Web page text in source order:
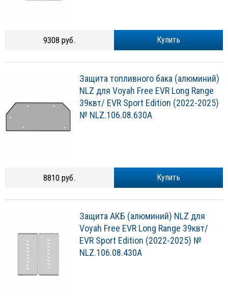
Купить
9308 руб.
Защита топливного бака (алюминий)
NLZ для Voyah Free EVR Long Range
39квт/ EVR Sport Edition (2022-2025)
№ NLZ.106.08.630A
Купить
8810 руб.
Защита АКБ (алюминий) NLZ для
Voyah Free EVR Long Range 39квт/
EVR Sport Edition (2022-2025) №
NLZ.106.08.430A